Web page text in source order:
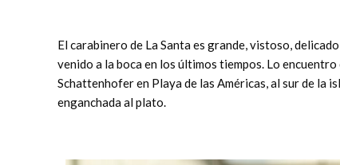
El carabinero de La Santa es grande, vistoso,
venido a la boca en los últimos tiempos. Lo
Schattenhofer en Playa de las Américas, al sur de la
enganchada al plato.